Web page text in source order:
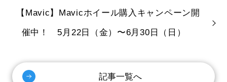
【Mavic】Mavicホイール購入キャンペーン開
催中！ 5月22日（金）〜6月30日（日）
記事一覧へ